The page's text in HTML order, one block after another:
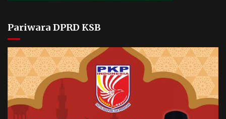
Pariwara DPRD KSB